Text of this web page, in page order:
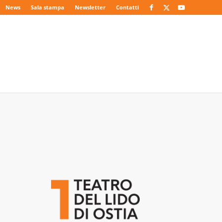
News Sala stampa Newsletter Contatti